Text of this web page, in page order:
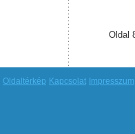
Oldal
Oldaltérkép Kapcsolat Impresszum